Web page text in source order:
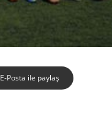
E-Posta ile paylaş